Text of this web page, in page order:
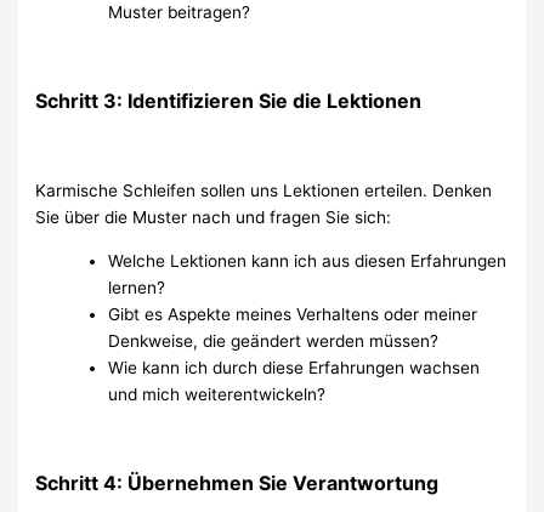
Muster beitragen?
Schritt 3: Identifizieren Sie die Lektionen
Karmische Schleifen sollen uns Lektionen erteilen. Denken
Sie über die Muster nach und fragen Sie sich:
Welche Lektionen kann ich aus diesen Erfahrungen
lernen?
Gibt es Aspekte meines Verhaltens oder meiner
Denkweise, die geändert werden müssen?
Wie kann ich durch diese Erfahrungen wachsen
und mich weiterentwickeln?
Schritt 4: Übernehmen Sie Verantwortung